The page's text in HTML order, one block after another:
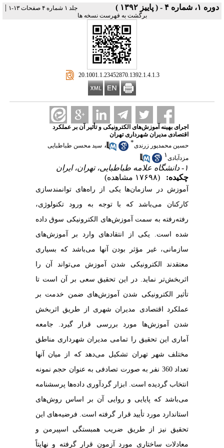
دوره ۱، شماره ۴ - ( پاییز ۱۳۹۲ ) جلد ۱ شماره ۴ صفحات ۱۳-۱ |
برگشت به فهرست نسخه ها
‎ 20.1001.1.23452870.1392.1.4.1.3
اجرای بهینه آموزش‌های الکترونیکی و تأثیر آن بر عملکرد
اقتصادی مدیران شهرداری تهران
حسین محمدپور زرندی* ، سید محسن طباطبایی
مزدآبادی۱
۱- دانشگاه علامه طباطبایی، تهران، ایران
چکیده:
(۱۷۶۹۸ مشاهده)
آموزش در سازمان‌ها یکی از راه‌های توانمندسازی
کارکنان می‌باشد که با توجه به ورود تکنولوژی،
رفته‌رفته به سمت آموزش‌های الکترونیکی سوق داده
شده است. یکی از انتقادهای وارد بر آموزش‌های
سازمانی، غیر مؤثر بودن آنها می‌باشد که بسیاری
معتقدند الکترونیکی شدن آموزش می‌تواند آن را
اثربخش‌تر نماید. در این تحقیق سعی بر آن است تا
تأثیر الکترونیکی شدن آموزش‌های ضمن خدمت بر
عملکرد اقتصادی مدیران شهری از طریق اثربخش
شدن آموزش‌ها مورد بررسی قرار گیرد. جامعه
آماری این تحقیق را تمامی مدیران شهرداری مناطق
مختلف شهر تهران تشکیل می‌دهد که از میان آنها
تعداد 360 نفر به صورت تصادفی به عنوان حجم نمونه
انتخاب گردیده است. ابزار گردآوری داده‌ها پرسشنامه
می‌باشد که پایایی و روایی آن بر اساس روش‌های
استاندارد مورد تأیید قرار گرفته است. فرضیه‌های این
تحقیق نیز از طریق ضریب همبستگی اسپیرمن و
معادلات ساختاری مورد آزمون قرار گرفته و نهایتاً